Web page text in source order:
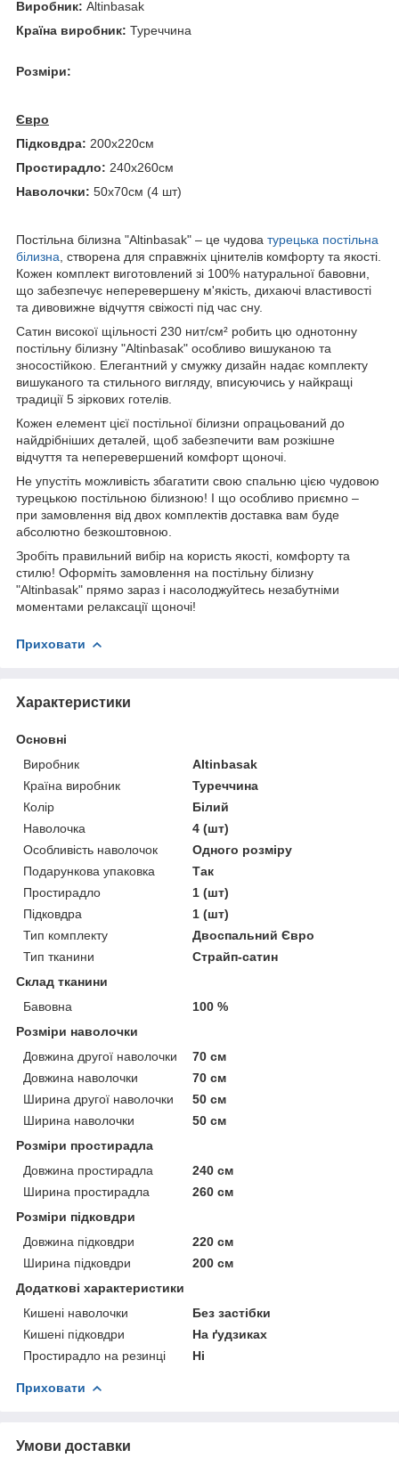
Виробник: Altinbasak
Країна виробник: Туреччина
Розміри:
Євро
Підковдра: 200х220см
Простирадло: 240х260см
Наволочки: 50х70см (4 шт)
Постільна білизна "Altinbasak" – це чудова турецька постільна
білизна , створена для справжніх цінителів комфорту та якості.
Кожен комплект виготовлений зі 100% натуральної бавовни,
що забезпечує неперевершену м'якість, дихаючі властивості
та дивовижне відчуття свіжості під час сну.
Сатин високої щільності 230 нит/см² робить цю однотонну
постільну білизну "Altinbasak" особливо вишуканою та
зносостійкою. Елегантний у смужку дизайн надає комплекту
вишуканого та стильного вигляду, вписуючись у найкращі
традиції 5 зіркових готелів.
Кожен елемент цієї постільної білизни опрацьований до
найдрібніших деталей, щоб забезпечити вам розкішне
відчуття та неперевершений комфорт щоночі.
Не упустіть можливість збагатити свою спальню цією чудовою
турецькою постільною білизною! І що особливо приємно –
при замовлення від двох комплектів доставка вам буде
абсолютно безкоштовною.
Зробіть правильний вибір на користь якості, комфорту та
стилю! Оформіть замовлення на постільну білизну
"Altinbasak" прямо зараз і насолоджуйтесь незабутніми
моментами релаксації щоночі!
Приховати
Характеристики
Основні
Виробник
Altinbasak
Країна виробник
Туреччина
Колір
Білий
Наволочка
4 (шт)
Особливість наволочок
Одного розміру
Подарункова упаковка
Так
Простирадло
1 (шт)
Підковдра
1 (шт)
Тип комплекту
Двоспальний Євро
Тип тканини
Страйп-сатин
Склад тканини
Бавовна
100 %
Розміри наволочки
Довжина другої наволочки
70 см
Довжина наволочки
70 см
Ширина другої наволочки
50 см
Ширина наволочки
50 см
Розміри простирадла
Довжина простирадла
240 см
Ширина простирадла
260 см
Розміри підковдри
Довжина підковдри
220 см
Ширина підковдри
200 см
Додаткові характеристики
Кишені наволочки
Без застібки
Кишені підковдри
На ґудзиках
Простирадло на резинці
Ні
Приховати
Умови доставки